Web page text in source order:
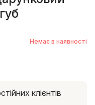
Немає в наявності
клієнтів